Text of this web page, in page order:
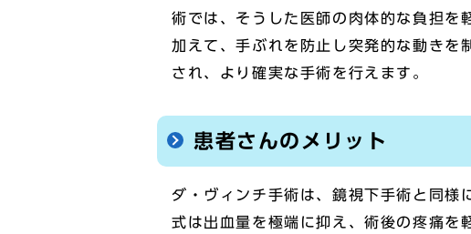
術では、そうした医師の肉体的な負担を
加えて、手ぶれを防止し突発的な動きを
され、より確実な手術を行えます。
患者さんのメリット
ダ・ヴィンチ手術は、鏡視下手術と同様
式は出血量を極端に抑え、術後の疼痛を